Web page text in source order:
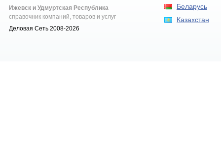
Беларусь
Казахстан
Ижевск и Удмуртская Республика
справочник компаний, товаров и услуг
Деловая Сеть 2008-2026